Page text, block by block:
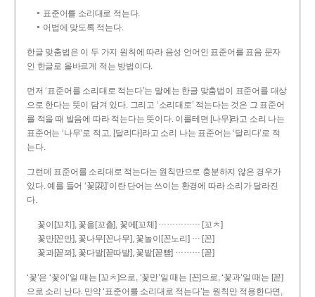
표준어를 소리대로 적는다.
어법에 맞도록 적는다.
한글 맞춤법은 이 두 가지 원칙에 따라 음성 언어인 표준어를 표음 문자
인 한글로 올바르게 적는 방법이다.
먼저 ‘표준어를 소리대로 적는다’는 말에는 한글 맞춤법이 표준어를 대상
으로 한다는 뜻이 담겨 있다. 그리고 ‘소리대로’ 적는다는 것은 그 표준어
를 적을 때 발음에 따라 적는다는 뜻이다. 이를테면 [나무]라고 소리 나는
표준어는 ‘나무’로 적고, [달리다]라고 소리 나는 표준어는 ‘달리다’로 적
는다.
그런데 표준어를 소리대로 적는다는 원칙만으로 충분하지 않은 경우가
있다. 예를 들어 ‘꽃[花]’이란 단어는 쓰이는 환경에 따라 소리가 달라진
다.
꽃이[꼬치], 꽃을[꼬츨], 꽃에[꼬체] …………… [꼬ㅊ]
꽃만[꼰만], 꽃나무[꼰나무], 꽃놀이[꼰노리] … [꼰]
꽃과[꼳꽈], 꽃다발[꼳따발], 꽃밭[꼳빧] ……… [꼳]
‘꽃’은 ‘꽃이’일 때는 [꼬ㅊ]으로, ‘꽃만’일 때는 [꼰]으로, ‘꽃과’일 때는 [꼳]
으로 소리 난다. 만약 ‘표준어를 소리대로 적는다’는 원칙만 적용한다면,